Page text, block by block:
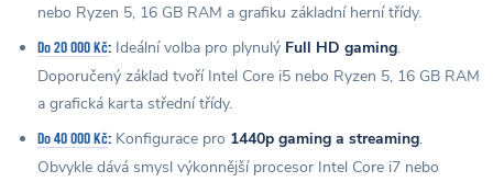
nebo Ryzen 5, 16 GB RAM a grafiku základní herní třídy.
Do 20 000 Kč: Ideální volba pro plynulý Full HD gaming.
Doporučený základ tvoří Intel Core i5 nebo Ryzen 5, 16 GB RAM
a grafická karta střední třídy.
Do 40 000 Kč: Konfigurace pro 1440p gaming a streaming.
Obvykle dává smysl výkonnější procesor Intel Core i7 nebo